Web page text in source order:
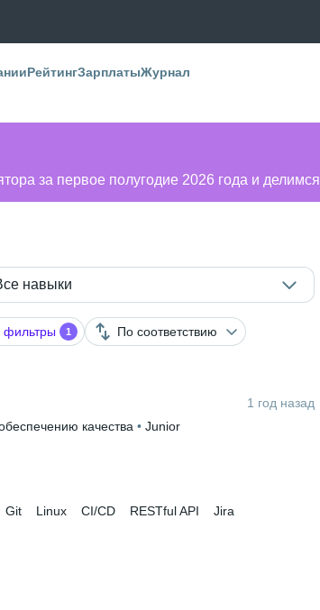
РейтингЗарплатыЖурнал
за первое полугодие 2026 года и делимся
навыки
фильтры 1 По соответствию
1 год назад
качества • Junior
Git Linux CI/CD RESTful API Jira